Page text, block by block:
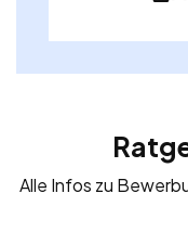
Alle Infos zu